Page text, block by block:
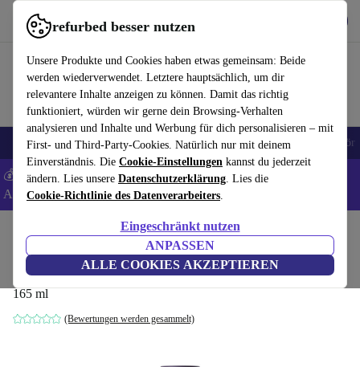
refurbed besser nutzen
Unsere Produkte und Cookies haben etwas gemeinsam: Beide
werden wiederverwendet. Letztere hauptsächlich, um dir
relevantere Inhalte anzeigen zu können. Damit das richtig
funktioniert, würden wir gerne dein Browsing-Verhalten
analysieren und Inhalte und Werbung für dich personalisieren – mit
First- und Third-Party-Cookies. Natürlich nur mit deinem
Einverständnis. Die Cookie-Einstellungen kannst du jederzeit
ändern. Lies unsere Datenschutzerklärung. Lies die
Cookie-Richtlinie des Datenverarbeiters.
Eingeschränkt nutzen
ANPASSEN
ALLE COOKIES AKZEPTIEREN
refurbed schnell und einfach nutzen
🎒 Back to school Handys Laptops Tablets Smartwatches Zubehör
💰 Extra -8% auf Samsung- und Google-Smartphones - Code:
ANDROID8 -AGB
Haushalt Zubehör für Haushaltsgeräte
Dyson Chitosan™ Multi-Use-Stylingspray
165 ml
(Bewertungen werden gesammelt)